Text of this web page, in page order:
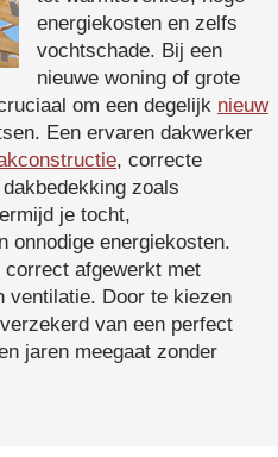
energiekosten en zelfs
vochtschade. Bij een
nieuwe woning of grote
om een degelijk nieuw
Een ervaren dakwerker
, correcte
zoals
je tocht,
onnodige energiekosten.
correct afgewerkt met
ventilatie. Door te kiezen
van een perfect
jaren meegaat zonder